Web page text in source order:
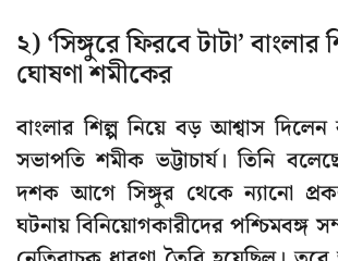
২) ‘সিঙ্গুরে ফিরবে টাটা’ বাংলার
ঘোষণা শমীকের
বাংলার শিল্প নিয়ে বড় আশ্বাস
সভাপতি শমীক ভট্টাচার্য। তিনি
দশক আগে সিঙ্গুর থেকে ন্যানো
ঘটনায় বিনিয়োগকারীদের পশ্চিমবঙ্গ